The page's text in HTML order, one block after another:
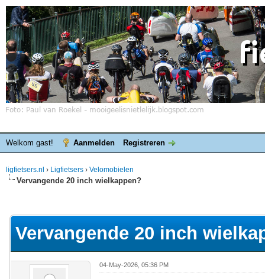
Welkom gast! Aanmelden Registreren
ligfietsers.nl › Ligfietsers › Velomobielen
Vervangende 20 inch wielkappen?
Vervangende 20 inch
04-May-2026, 05:36 PM